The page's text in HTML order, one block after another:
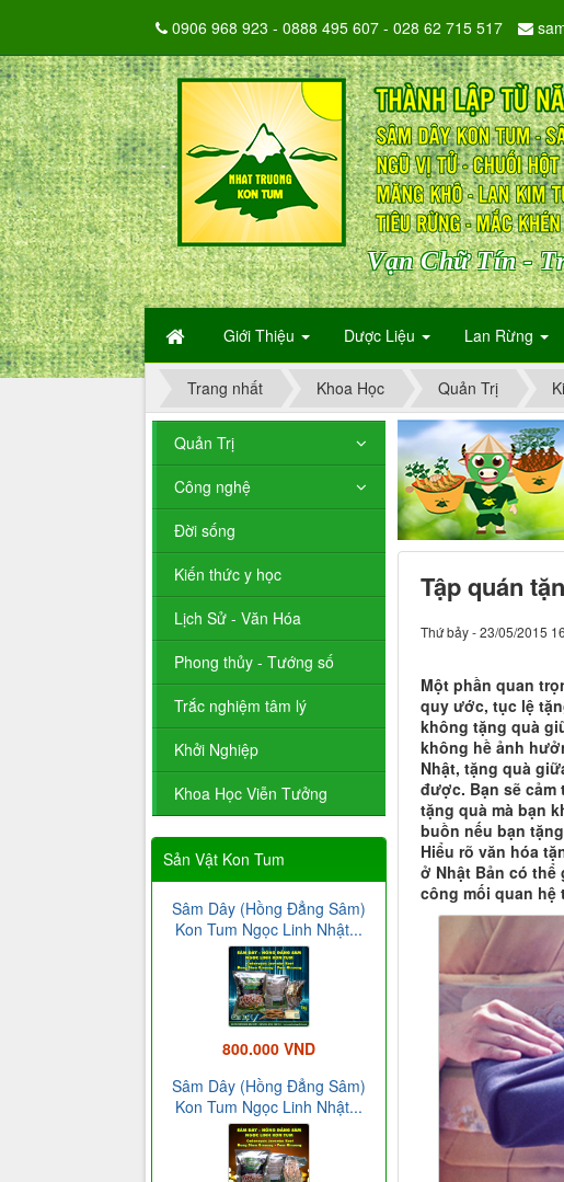
Vạn Chữ Tín -
Giới Thiệu Dược Liệu Lan Rừng
0906 968 923 - 0888 495 607 - 028 62 715 517
Trang nhất Khoa Học Quản Trị
Tập quán
Thứ bảy - 23/05/2015
Một phần quan
quy ước, tục lệ
không tặng quà
không hề ảnh
Nhật, tặng quà
được. Bạn sẽ cảm
tặng quà mà bạn
buồn nếu bạn
Hiểu rõ văn hóa
ở Nhật Bản có
công mối quan hệ
Quản Trị
Công nghệ
Đời sống
Kiến thức y học
Lịch Sử - Văn Hóa
Phong thủy - Tướng số
Trắc nghiệm tâm lý
Khởi Nghiệp
Khoa Học Viễn Tưởng
Sản Vật Kon Tum
Sâm Dây (Hồng Đẳng Sâm)
Kon Tum Ngọc Linh Nhật...
800.000 VND
Sâm Dây (Hồng Đẳng Sâm)
Kon Tum Ngọc Linh Nhật...